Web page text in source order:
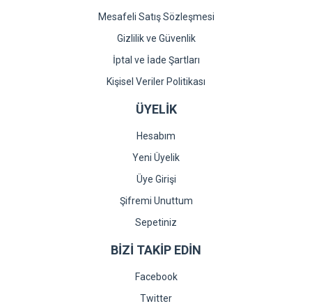
Mesafeli Satış Sözleşmesi
Gizlilik ve Güvenlik
İptal ve İade Şartları
Kişisel Veriler Politikası
ÜYELİK
Hesabım
Yeni Üyelik
Üye Girişi
Şifremi Unuttum
Sepetiniz
BİZİ TAKİP EDİN
Facebook
Twitter